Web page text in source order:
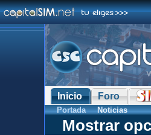
Inicio Foro
Portada Noticias
Mostrar